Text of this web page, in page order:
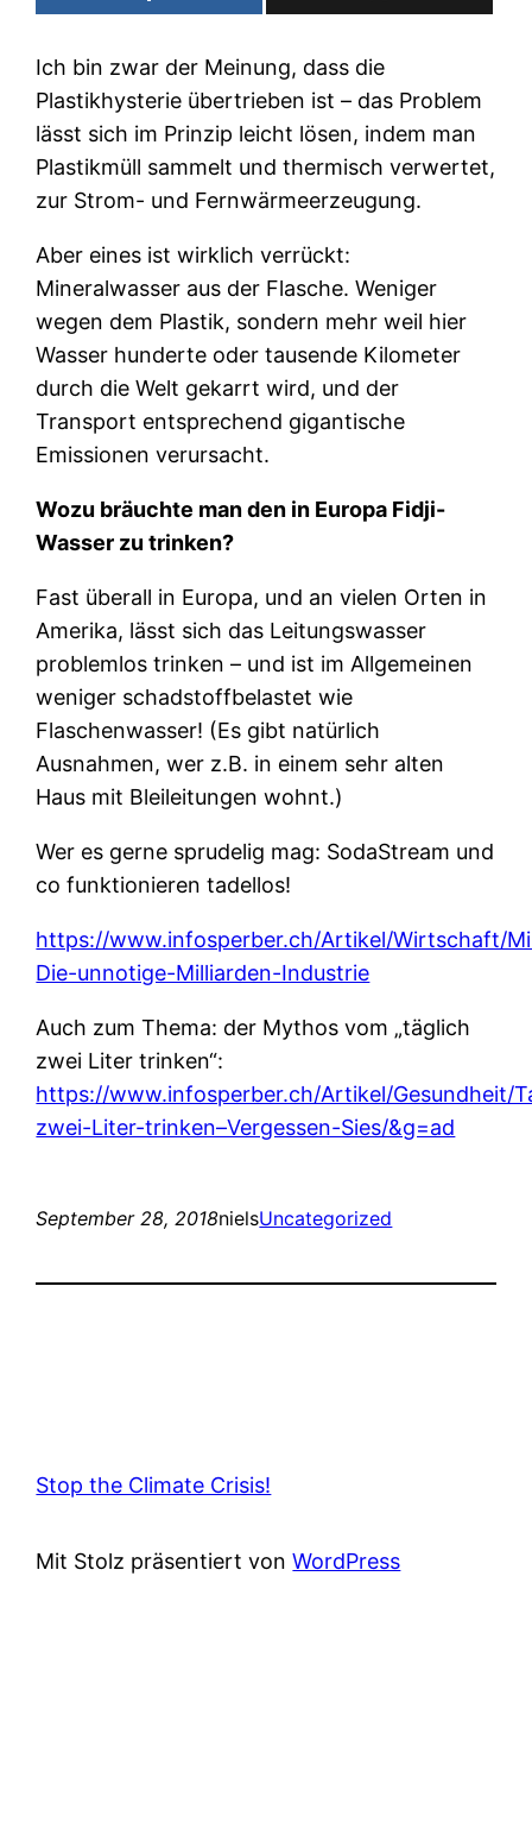
Ich bin zwar der Meinung, dass die
Plastikhysterie übertrieben ist – das Problem
lässt sich im Prinzip leicht lösen, indem man
Plastikmüll sammelt und thermisch verwertet,
zur Strom- und Fernwärmeerzeugung.
Aber eines ist wirklich verrückt:
Mineralwasser aus der Flasche. Weniger
wegen dem Plastik, sondern mehr weil hier
Wasser hunderte oder tausende Kilometer
durch die Welt gekarrt wird, und der
Transport entsprechend gigantische
Emissionen verursacht.
Wozu bräuchte man den in Europa Fidji-
Wasser zu trinken?
Fast überall in Europa, und an vielen Orten in
Amerika, lässt sich das Leitungswasser
problemlos trinken – und ist im Allgemeinen
weniger schadstoffbelastet wie
Flaschenwasser! (Es gibt natürlich
Ausnahmen, wer z.B. in einem sehr alten
Haus mit Bleileitungen wohnt.)
Wer es gerne sprudelig mag: SodaStream und
co funktionieren tadellos!
https://www.infosperber.ch/Artikel/Wirtschaft/
Die-unnotige-Milliarden-Industrie
Auch zum Thema: der Mythos vom „täglich
zwei Liter trinken“:
https://www.infosperber.ch/Artikel/Gesundheit/
zwei-Liter-trinken–Vergessen-Sies/&g=ad
September 28, 2018nielsUncategorized
Stop the Climate Crisis!
Mit Stolz präsentiert vonWordPress